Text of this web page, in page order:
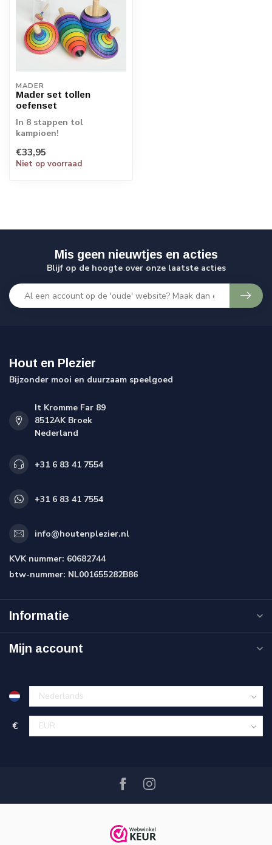
MADER
Mader set tollen
oefenset
In 8 stappen tol
kampioen!
€33,95
Niet op voorraad
Mis geen nieuwtjes en acties
Blijf op de hoogte over onze laatste acties
Hout en Plezier
Bijzonder mooi en duurzaam speelgoed
It Kromme Far 89
8512AK Broek
Nederland
+31 6 83 41 7554
+31 6 83 41 7554
info@houtenplezier.nl
KVK nummer: 60682744
btw-nummer: NL001655282B86
Informatie
Mijn account
€